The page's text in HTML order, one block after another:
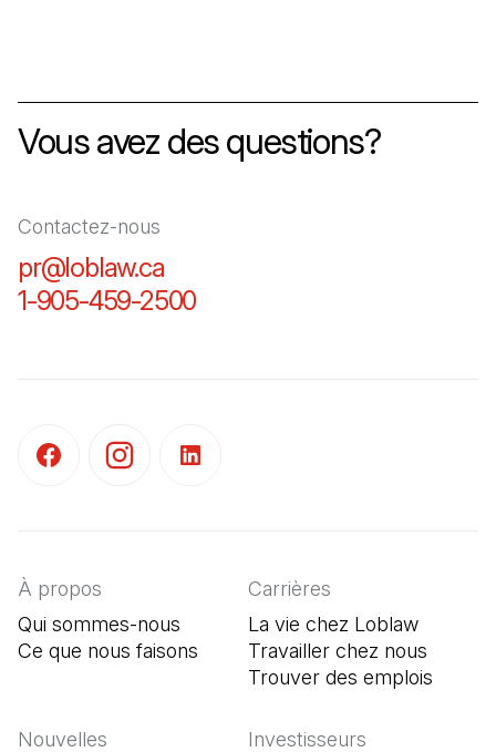
Vous avez des questions?
Contactez-nous
pr@loblaw.ca
1-905-459-2500
À propos
Qui sommes-nous
Ce que nous faisons
Carrières
La vie chez Loblaw
Travailler chez nous
Trouver des emplois
Nouvelles
Investisseurs